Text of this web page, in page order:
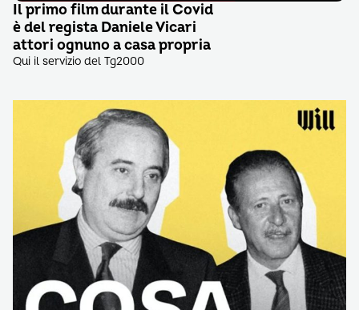
Il primo film durante il Covid
è del regista Daniele Vicari
attori ognuno a casa propria
Qui il servizio del Tg2000